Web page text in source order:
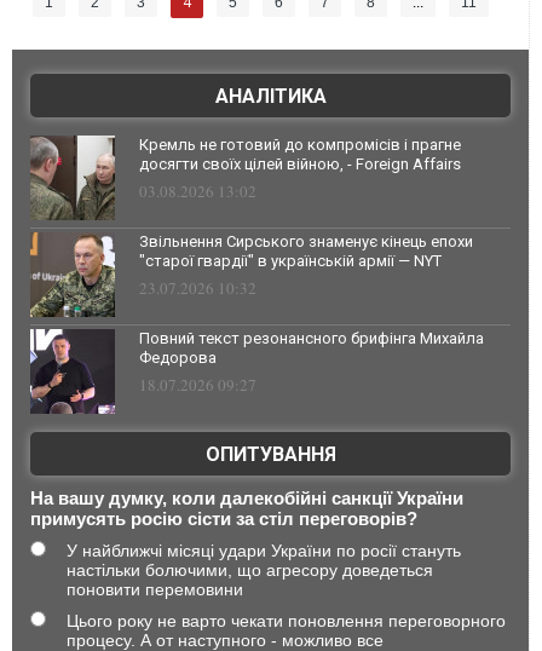
АНАЛІТИКА
Кремль не готовий до компромісів і прагне
досягти своїх цілей війною, - Foreign Affairs
03.08.2026 13:02
Звільнення Сирського знаменує кінець епохи
"старої гвардії" в українській армії — NYT
23.07.2026 10:32
Повний текст резонансного брифінга Михайла
Федорова
18.07.2026 09:27
ОПИТУВАННЯ
На вашу думку, коли далекобійні санкції України
примусять росію сісти за стіл переговорів?
У найближчі місяці удари України по росії стануть
настільки болючими, що агресору доведеться
поновити перемовини
Цього року не варто чекати поновлення переговорного
процесу. А от наступного - можливо все